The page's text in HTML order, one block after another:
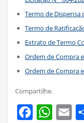
Termo de Dispensa
Termo de
Extrato de Termo
Ordem de Compra
Ordem de Compra
Compartilhe.